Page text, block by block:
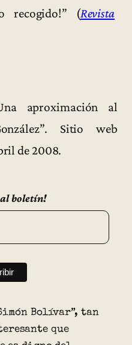
recogido!” (Revista
aproximación al
Sitio web
de 2008.
al boletín!
Bolívar”, tan
que